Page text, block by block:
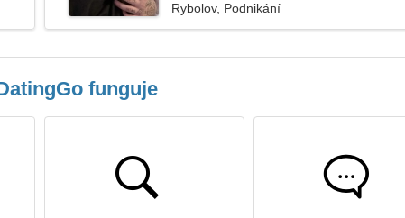
Rybolov, Podnikání
funguje